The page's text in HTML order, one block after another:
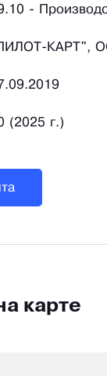
-
КАРТ",
(2025 г.)
карте